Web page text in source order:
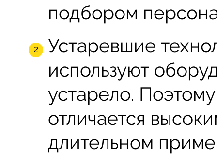
подбором
Устаревшие
используют
устарело.
отличается
длительном